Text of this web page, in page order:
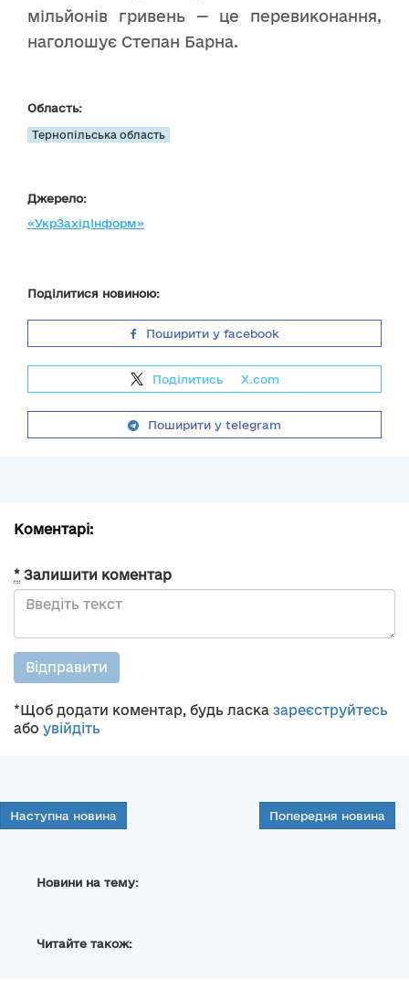
мільйонів гривень — це перевиконання,
наголошує Степан Барна.
Область:
Тернопільська область
Джерело:
«УкрЗахідІнформ»
Поділитися новиною:
Поширити у facebook
Поділитись X.com
Поширити у telegram
Коментарі:
* Залишити коментар
Відправити
*Щоб додати коментар, будь ласка зареєструйтесь
або увійдіть
Наступна новина Попередня новина
Новини на тему:
Читайте також: